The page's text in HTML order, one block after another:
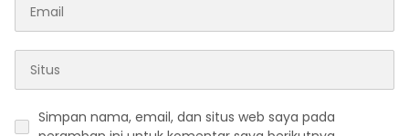
Simpan nama, email, dan situs web saya pada